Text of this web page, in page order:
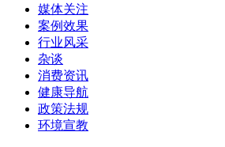
媒体关注
案例效果
行业风采
杂谈
消费资讯
健康导航
政策法规
环境宣教